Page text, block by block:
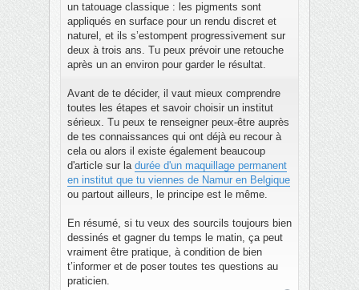
un tatouage classique : les pigments sont
appliqués en surface pour un rendu discret et
naturel, et ils s’estompent progressivement sur
deux à trois ans. Tu peux prévoir une retouche
après un an environ pour garder le résultat.
Avant de te décider, il vaut mieux comprendre
toutes les étapes et savoir choisir un institut
sérieux. Tu peux te renseigner peux-être auprès
de tes connaissances qui ont déjà eu recour à
cela ou alors il existe également beaucoup
d'article sur la durée d'un maquillage permanent
en institut que tu viennes de Namur en Belgique
ou partout ailleurs, le principe est le même.
En résumé, si tu veux des sourcils toujours bien
dessinés et gagner du temps le matin, ça peut
vraiment être pratique, à condition de bien
t’informer et de poser toutes tes questions au
praticien.